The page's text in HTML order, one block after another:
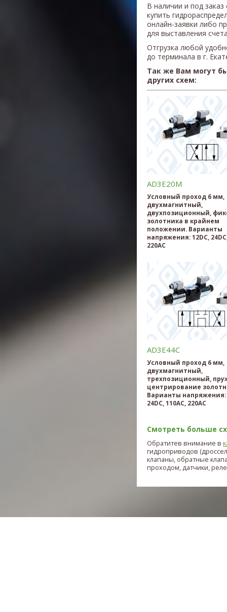
В наличии и под
купить
онлайн-заявки либо
для выставления
Отгрузка любой
до терминала в г.
Так же Вам могут
других схем:
AD3E20M
Условный проход 6 мм,
двухмагнитный,
двухпозиционный,
золотника в крайнем
положении. Варианты
напряжения: 12DC,
220AC
AD3E44C
Условный проход 6 мм,
двухмагнитный,
трехпозиционный,
центрирование
Варианты напряжения:
24DC, 110AC, 220AC
Смотреть больше
Обратитев внимание в
гидроприводов
клапаны, обратные
проходом, датчики, реле